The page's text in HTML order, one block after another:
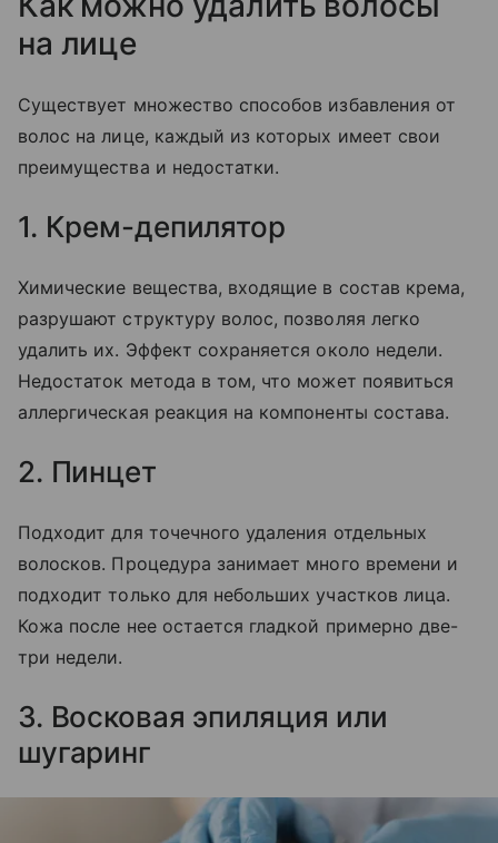
на лице
Существует множество способов избавления от
волос на лице, каждый из которых имеет свои
преимущества и недостатки.
1. Крем-депилятор
Химические вещества, входящие в состав крема,
разрушают структуру волос, позволяя легко
удалить их. Эффект сохраняется около недели.
Недостаток метода в том, что может появиться
аллергическая реакция на компоненты состава.
2. Пинцет
Подходит для точечного удаления отдельных
волосков. Процедура занимает много времени и
подходит только для небольших участков лица.
Кожа после нее остается гладкой примерно две-
три недели.
3. Восковая эпиляция или
шугаринг